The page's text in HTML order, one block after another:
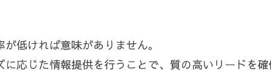
低ければ意味がありません。
応じた情報提供を行うことで、質の高いリードを確